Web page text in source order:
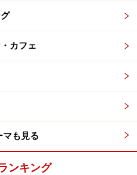
が転がっていたり、「制作
なものなら、制作日数2、3
ェ)
カフェ
マも見る
ンキング